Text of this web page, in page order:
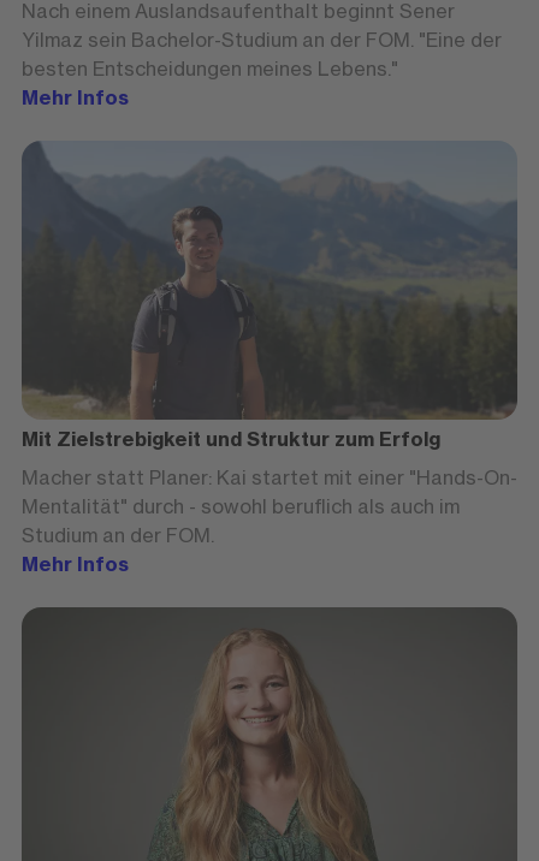
Nach einem Auslandsaufenthalt beginnt Sener
Yilmaz sein Bachelor-Studium an der FOM. "Eine der
besten Entscheidungen meines Lebens."
Mehr Infos
Mit Zielstrebigkeit und Struktur zum Erfolg
Macher statt Planer: Kai startet mit einer "Hands-On-
Mentalität" durch - sowohl beruflich als auch im
Studium an der FOM.
Mehr Infos